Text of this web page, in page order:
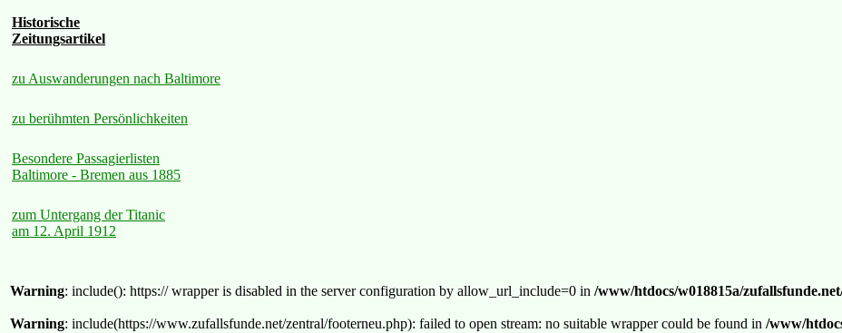
Historische
Zeitungsartikel
zu Auswanderungen nach Baltimore
zu berühmten Persönlichkeiten
Besondere Passagierlisten
Baltimore - Bremen aus 1885
zum Untergang der Titanic
am 12. April 1912
Warning: include(): https:// wrapper is disabled in the server configuration by allow_url_include=0 in /www/htdocs/w018815a/
Warning: include(https://www.zufallsfunde.net/zentral/footerneu.php): failed to open stream: no suitable wrapper could be found in /www/